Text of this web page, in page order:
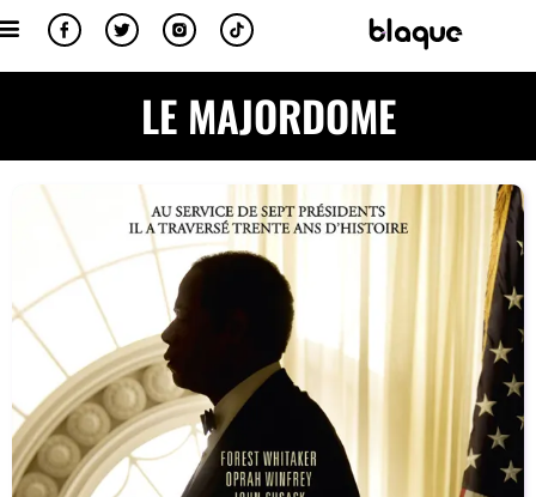
LE MAJORDOME